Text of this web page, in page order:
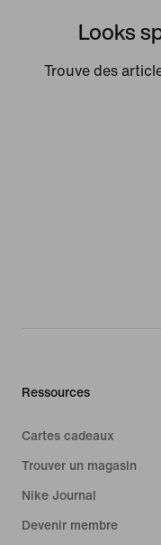
Looks
Trouve des
Ressources
Cartes cadeaux
Trouver un magasin
Nike Journal
Devenir membre